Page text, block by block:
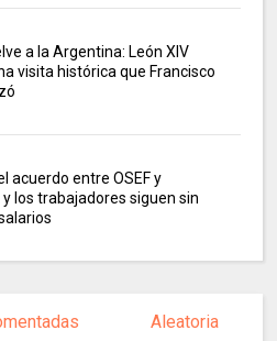
a la Argentina: León XIV
visita histórica que Francisco
acuerdo entre OSEF y
los trabajadores siguen sin
Aleatoria